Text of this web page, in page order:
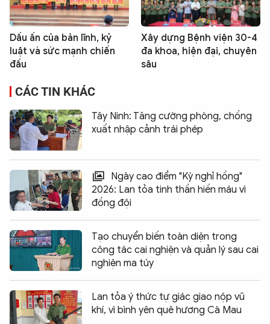
Dấu ấn của bản lĩnh, kỷ
luật và sức mạnh chiến
đấu
Xây dựng Bệnh viện 30-4
đa khoa, hiện đại, chuyên
sâu
CÁC TIN KHÁC
Tây Ninh: Tăng cường phòng, chống
xuất nhập cảnh trái phép
Ngày cao điểm "Kỳ nghỉ hồng"
2026: Lan tỏa tinh thần hiến máu vì
đồng đội
Tạo chuyển biến toàn diện trong
công tác cai nghiện và quản lý sau cai
nghiện ma túy
Lan tỏa ý thức tự giác giao nộp vũ
khí, vì bình yên quê hương Cà Mau